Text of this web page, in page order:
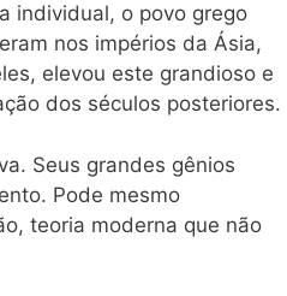
individual, o povo grego
nos impérios da Ásia,
elevou este grandioso e
dos séculos posteriores.
Seus grandes gênios
Pode mesmo
teoria moderna que não